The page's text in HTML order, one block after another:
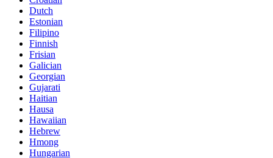
Dutch
Estonian
Filipino
Finnish
Frisian
Galician
Georgian
Gujarati
Haitian
Hausa
Hawaiian
Hebrew
Hmong
Hungarian